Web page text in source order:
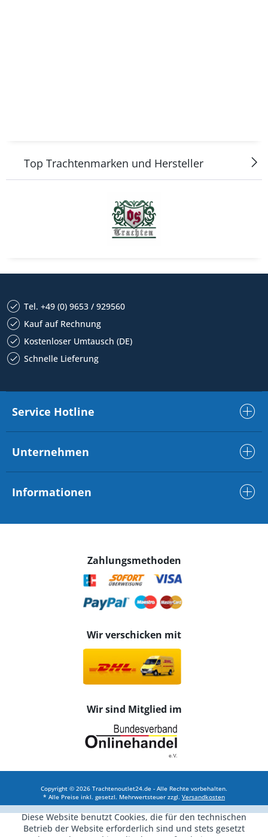
Top Trachtenmarken und Hersteller
Tel. +49 (0) 9653 / 929560
Kauf auf Rechnung
Kostenloser Umtausch (DE)
Schnelle Lieferung
Service Hotline
Unternehmen
Informationen
Zahlungsmethoden
Wir verschicken mit
Wir sind Mitglied im
Copyright © 2026 Trachtenoutlet24.de - Alle Rechte vorbehalten.
* Alle Preise inkl. gesetzl. Mehrwertsteuer zzgl. Versandkosten
Diese Website benutzt Cookies, die für den technischen
Betrieb der Website erforderlich sind und stets gesetzt